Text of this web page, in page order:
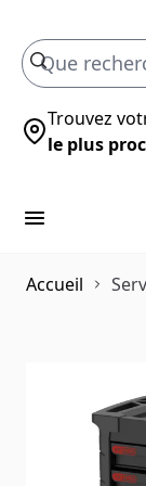
Trouvez
le plus
Accueil